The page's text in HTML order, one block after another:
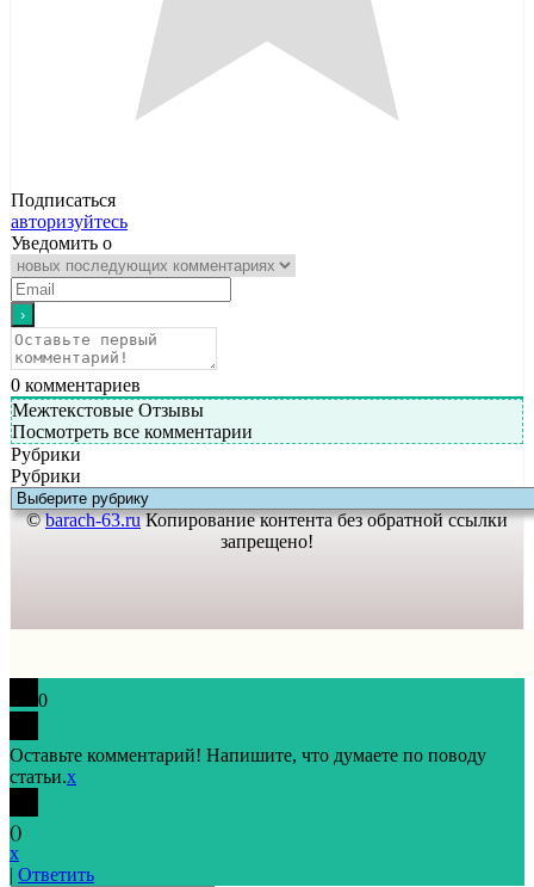
Подписаться
авторизуйтесь
Уведомить о
0 комментариев
Межтекстовые Отзывы
Посмотреть все комментарии
Рубрики
Рубрики
©barach-63.ruКопирование контента без обратной ссылки
запрещено!
0
Оставьте комментарий! Напишите, что думаете по поводу
статьи.x
()
x
| Ответить